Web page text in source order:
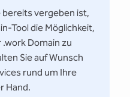
bereits vergeben ist,
Tool die Möglichkeit,
Domain zu
Sie auf Wunsch
rund um Ihre
Hand.